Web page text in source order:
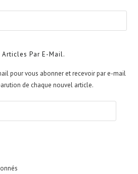
Articles Par E-Mail.
pour vous abonner et recevoir par e-mail
de chaque nouvel article.